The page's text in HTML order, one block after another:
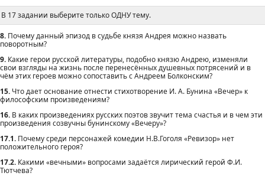
В 17 задании выберите только ОДНУ тему.
8. Почему данный эпизод в судьбе князя Андрея можно назвать
поворотным?
9. Какие герои русской литературы, подобно князю Андрею, изменяли
свои взгляды на жизнь после перенесённых душевных потрясений и в
чём этих героев можно сопоставить с Андреем Болконским?
15. Что дает основание отнести стихотворение И. А. Бунина «Вечер» к
философским произведениям?
16. В каких произведениях русских поэтов звучит тема счастья и в чем эти
произведения созвучны бунинскому «Вечеру»?
17.1. Почему среди персонажей комедии Н.В.Гоголя «Ревизор» нет
положительного героя?
17.2. Какими «вечными» вопросами задаётся лирический герой Ф.И.
Тютчева?